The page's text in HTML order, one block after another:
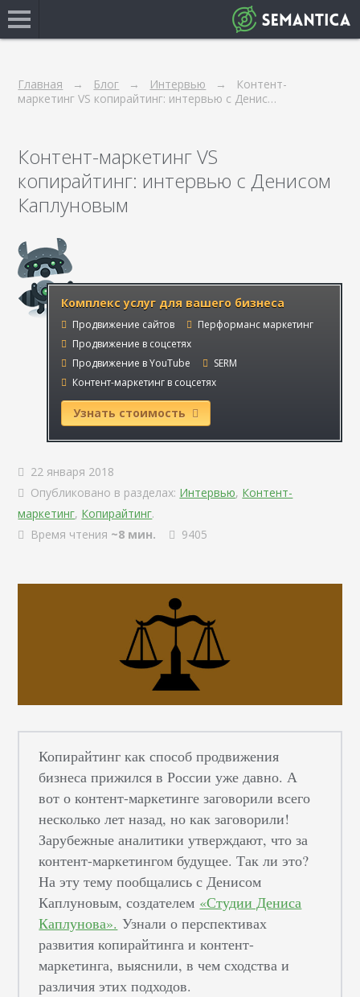
Главная Блог Интервью
Контент-
маркетинг VS копирайтинг: интервью с Денис…
Контент-маркетинг VS
копирайтинг: интервью с Денисом
Каплуновым
Комплекс услуг для вашего бизнеса
Продвижение сайтов
Перформанс маркетинг
Продвижение в соцсетях
Продвижение в YouTube
SERM
Контент-маркетинг в соцсетях
Узнать стоимость
22 января 2018
Опубликовано в разделах: Интервью, Контент-
маркетинг, Копирайтинг.
Время чтения ~8 мин. 9405
Копирайтинг как способ продвижения
бизнеса прижился в России уже давно. А
вот о контент-маркетинге заговорили всего
несколько лет назад, но как заговорили!
Зарубежные аналитики утверждают, что за
контент-маркетингом будущее. Так ли это?
На эту тему пообщались с Денисом
Каплуновым, создателем «Студии Дениса
Каплунова». Узнали о перспективах
развития копирайтинга и контент-
маркетинга, выяснили, в чем сходства и
различия этих подходов.